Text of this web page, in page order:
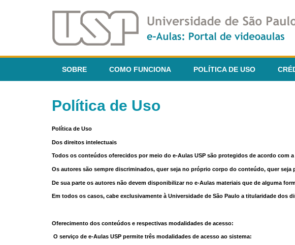
SOBRE COMO FUNCIONA POLÍTICA DE USO
Política de Uso
Política de Uso
Dos direitos intelectuais
Todos os conteúdos oferecidos por meio do e-Aulas USP são protegidos de acordo com a
Os autores são sempre discriminados, quer seja no próprio corpo do conteúdo, quer seja
De sua parte os autores não devem disponibilizar no e-Aulas materiais que de alguma
Em todos os casos, cabe exclusivamente à Universidade de São Paulo a titularidade
Oferecimento dos conteúdos e respectivas modalidades de acesso:
O serviço de e-Aulas USP permite três modalidades de acesso ao sistema: